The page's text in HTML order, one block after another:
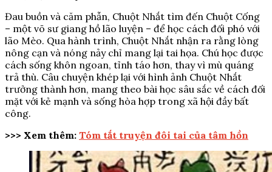
Đau buồn và căm phẫn, Chuột Nhắt tìm đến Chuột Cống
– một võ sư giang hồ lão luyện – để học cách đối phó với
lão Mèo. Qua hành trình, Chuột Nhắt nhận ra rằng lòng
nông cạn và nóng nảy chỉ mang lại tai họa. Chú học được
cách sống khôn ngoan, tỉnh táo hơn, thay vì mù quáng
trả thù. Câu chuyện khép lại với hình ảnh Chuột Nhắt
trưởng thành hơn, mang theo bài học sâu sắc về cách đối
mặt với kẻ mạnh và sống hòa hợp trong xã hội đầy bất
công.
>>> Xem thêm: Tóm tắt truyện đôi tai của tâm hồn